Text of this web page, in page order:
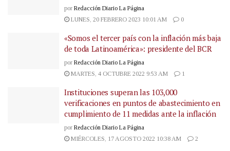
por Redacción Diario La Página
LUNES, 20 FEBRERO 2023 10:01 AM
0
«Somos el tercer país con la inflación más baja
de toda Latinoamérica»: presidente del BCR
por Redacción Diario La Página
MARTES, 4 OCTUBRE 2022 9:53 AM
1
Instituciones superan las 103,000
verificaciones en puntos de abastecimiento en
cumplimiento de 11 medidas ante la inflación
por Redacción Diario La Página
MIÉRCOLES, 17 AGOSTO 2022 10:38 AM
2